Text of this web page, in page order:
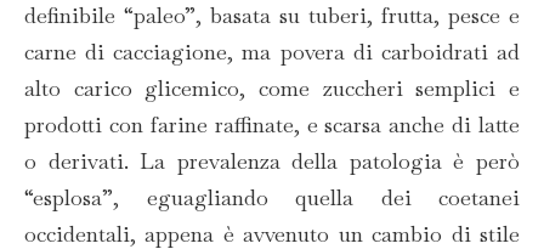
definibile “paleo”, basata su tuberi, frutta, pesce e
carne di cacciagione, ma povera di carboidrati ad
alto carico glicemico, come zuccheri semplici e
prodotti con farine raffinate, e scarsa anche di latte
o derivati. La prevalenza della patologia è però
“esplosa”, eguagliando quella dei coetanei
occidentali, appena è avvenuto un cambio di stile